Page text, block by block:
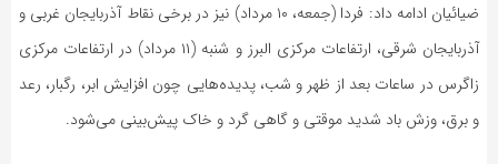
ضیائیان ادامه داد: فردا (جمعه، ۱۰ مرداد) نیز در برخی نقاط آذربایجان غربی و
آذربایجان شرقی، ارتفاعات مرکزی البرز و شنبه (۱۱ مرداد) در ارتفاعات مرکزی
زاگرس در ساعات بعد از ظهر و شب، پدیده‌هایی چون افزایش ابر، رگبار، رعد
و برق، وزش باد شدید موقتی و گاهی گرد و خاک پیش‌بینی می‌شود.